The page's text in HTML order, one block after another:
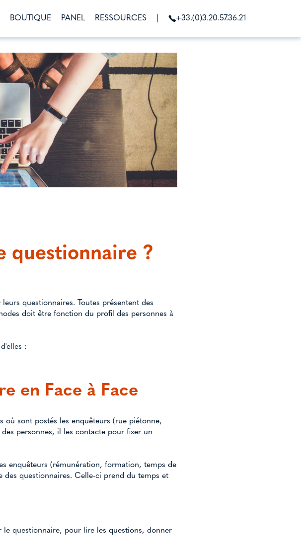
BOUTIQUE PANEL RESSOURCES +33.(0)3.20.57.36.21
questionnaire ?
questionnaires. Toutes présentent des
doit être fonction du profil des personnes à
:
en Face à Face
sont postés les enquêteurs (rue piétonne,
personnes, il les contacte pour fixer un
enquêteurs (rémunération, formation, temps de
des questionnaires. Celle-ci prend du temps et
questionnaire, pour lire les questions, donner